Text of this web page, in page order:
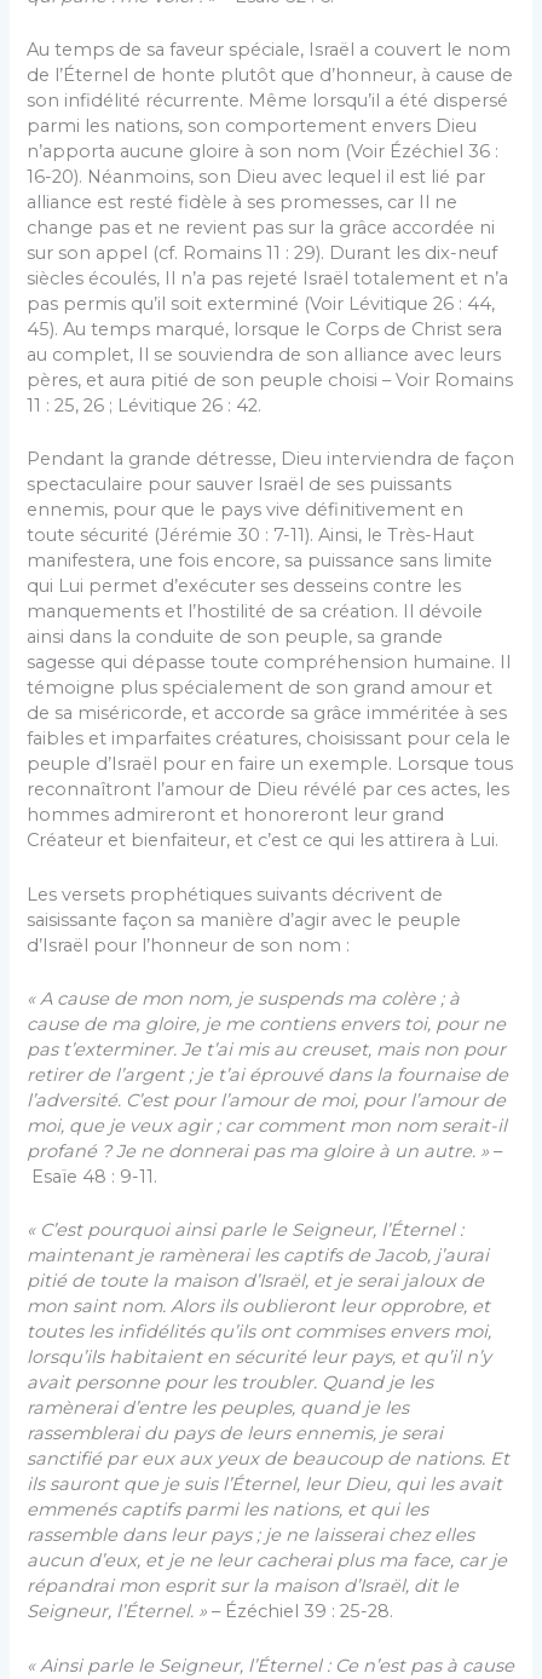
Au temps de sa faveur spéciale, Israël a couvert le nom
de l’Éternel de honte plutôt que d’honneur, à cause de
son infidélité récurrente. Même lorsqu’il a été dispersé
parmi les nations, son comportement envers Dieu
n’apporta aucune gloire à son nom (Voir Ézéchiel 36 :
16-20). Néanmoins, son Dieu avec lequel il est lié par
alliance est resté fidèle à ses promesses, car Il ne
change pas et ne revient pas sur la grâce accordée ni
sur son appel (cf. Romains 11 : 29). Durant les dix-neuf
siècles écoulés, Il n’a pas rejeté Israël totalement et n’a
pas permis qu’il soit exterminé (Voir Lévitique 26 : 44,
45). Au temps marqué, lorsque le Corps de Christ sera
au complet, Il se souviendra de son alliance avec leurs
pères, et aura pitié de son peuple choisi – Voir Romains
11 : 25, 26 ; Lévitique 26 : 42.
Pendant la grande détresse, Dieu interviendra de façon
spectaculaire pour sauver Israël de ses puissants
ennemis, pour que le pays vive définitivement en
toute sécurité (Jérémie 30 : 7-11). Ainsi, le Très-Haut
manifestera, une fois encore, sa puissance sans limite
qui Lui permet d’exécuter ses desseins contre les
manquements et l’hostilité de sa création. Il dévoile
ainsi dans la conduite de son peuple, sa grande
sagesse qui dépasse toute compréhension humaine. Il
témoigne plus spécialement de son grand amour et
de sa miséricorde, et accorde sa grâce imméritée à ses
faibles et imparfaites créatures, choisissant pour cela le
peuple d’Israël pour en faire un exemple. Lorsque tous
reconnaîtront l’amour de Dieu révélé par ces actes, les
hommes admireront et honoreront leur grand
Créateur et bienfaiteur, et c’est ce qui les attirera à Lui.
Les versets prophétiques suivants décrivent de
saisissante façon sa manière d’agir avec le peuple
d’Israël pour l’honneur de son nom :
« A cause de mon nom, je suspends ma colère ; à
cause de ma gloire, je me contiens envers toi, pour ne
pas t’exterminer. Je t’ai mis au creuset, mais non pour
retirer de l’argent ; je t’ai éprouvé dans la fournaise de
l’adversité. C’est pour l’amour de moi, pour l’amour de
moi, que je veux agir ; car comment mon nom serait-il
profané ? Je ne donnerai pas ma gloire à un autre. » –
Esaïe 48 : 9-11.
« C’est pourquoi ainsi parle le Seigneur, l’Éternel :
maintenant je ramènerai les captifs de Jacob, j’aurai
pitié de toute la maison d’Israël, et je serai jaloux de
mon saint nom. Alors ils oublieront leur opprobre, et
toutes les infidélités qu’ils ont commises envers moi,
lorsqu’ils habitaient en sécurité leur pays, et qu’il n’y
avait personne pour les troubler. Quand je les
ramènerai d’entre les peuples, quand je les
rassemblerai du pays de leurs ennemis, je serai
sanctifié par eux aux yeux de beaucoup de nations. Et
ils sauront que je suis l’Éternel, leur Dieu, qui les avait
emmenés captifs parmi les nations, et qui les
rassemble dans leur pays ; je ne laisserai chez elles
aucun d’eux, et je ne leur cacherai plus ma face, car je
répandrai mon esprit sur la maison d’Israël, dit le
Seigneur, l’Éternel. » – Ézéchiel 39 : 25-28.
« Ainsi parle le Seigneur, l’Éternel : Ce n’est pas à cause